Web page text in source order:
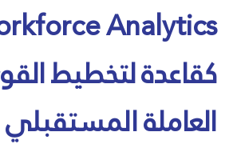
Analytics
كقاعدة لتخطيط
العاملة المستقبلي